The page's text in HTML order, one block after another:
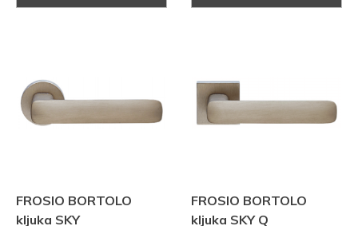
FROSIO BORTOLO
kljuka SKY
FROSIO BORTOLO
kljuka SKY Q